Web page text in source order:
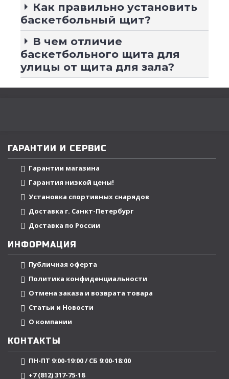
Как правильно установить
баскетбольный щит?
В чем отличие
баскетбольного щита для
улицы от щита для зала?
ГАРАНТИИ И СЕРВИС
Гарантии магазина
Гарантия низкой цены!
Установка спортивных снарядов
Доставка г. Санкт-Петербург
Доставка по России
ИНФОРМАЦИЯ
Публичная оферта
Политика конфиденциальности
Отмена заказа и возврата товара
Статьи и Новости
О компании
КОНТАКТЫ
ПН-ПТ 9:00-19:00 / СБ 9:00-18:00
+7 (812) 317-75-18